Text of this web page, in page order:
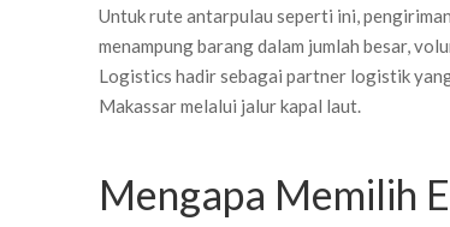
Untuk rute antarpulau seperti ini,
menampung barang dalam jumlah besar,
Logistics hadir sebagai partner logistik
Makassar melalui jalur kapal laut.
Mengapa Memilih